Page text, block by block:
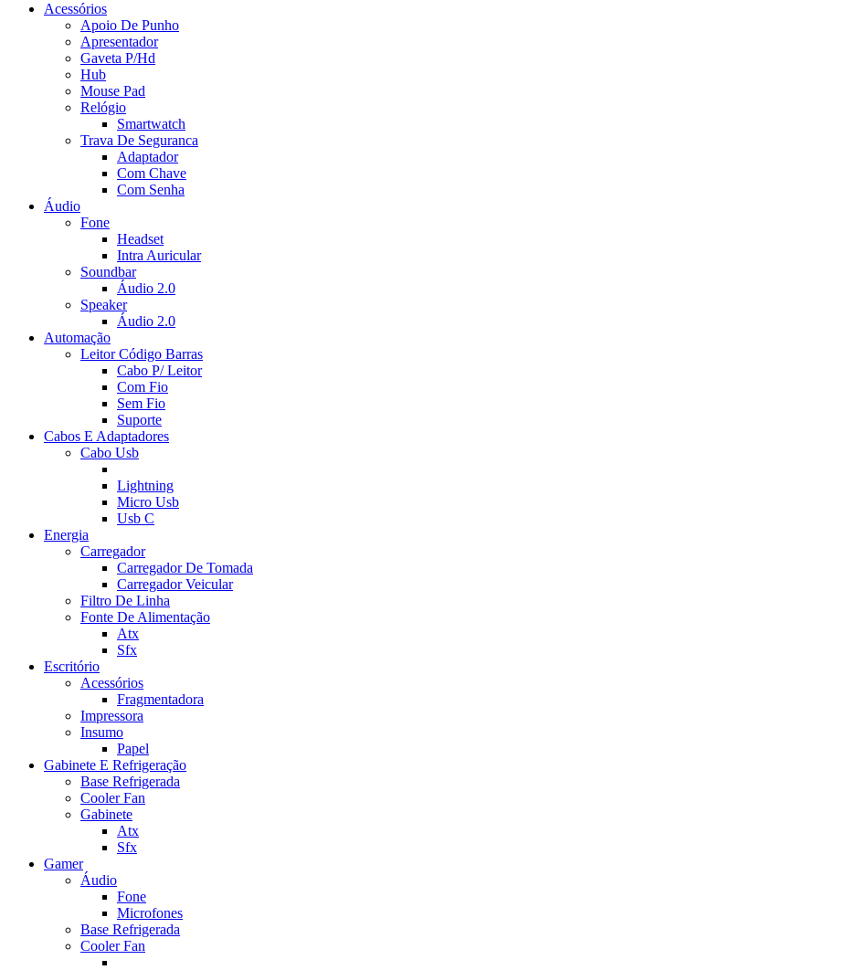
Acessórios
Apoio De Punho
Apresentador
Gaveta P/Hd
Hub
Mouse Pad
Relógio
Smartwatch
Trava De Seguranca
Adaptador
Com Chave
Com Senha
Áudio
Fone
Headset
Intra Auricular
Soundbar
Áudio 2.0
Speaker
Áudio 2.0
Automação
Leitor Código Barras
Cabo P/ Leitor
Com Fio
Sem Fio
Suporte
Cabos E Adaptadores
Cabo Usb
Lightning
Micro Usb
Usb C
Energia
Carregador
Carregador De Tomada
Carregador Veicular
Filtro De Linha
Fonte De Alimentação
Atx
Sfx
Escritório
Acessórios
Fragmentadora
Impressora
Insumo
Papel
Gabinete E Refrigeração
Base Refrigerada
Cooler Fan
Gabinete
Atx
Sfx
Gamer
Áudio
Fone
Microfones
Base Refrigerada
Cooler Fan